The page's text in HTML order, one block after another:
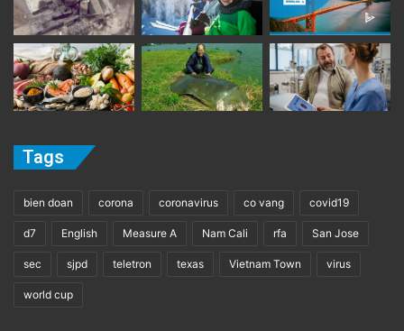
Tags
bien doan corona coronavirus co vang covid19
d7 English Measure A Nam Cali rfa San Jose
sec sjpd teletron texas Vietnam Town virus
world cup